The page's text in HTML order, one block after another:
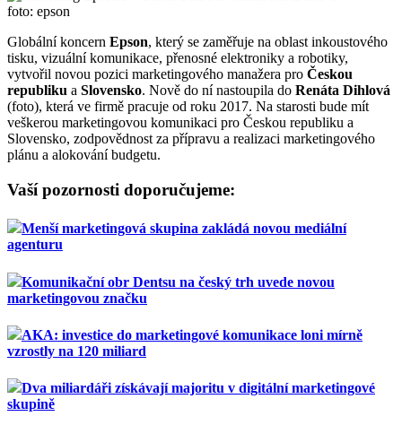
foto: epson
Globální koncern Epson, který se zaměřuje na oblast inkoustového
tisku, vizuální komunikace, přenosné elektroniky a robotiky,
vytvořil novou pozici marketingového manažera pro Českou
republiku a Slovensko. Nově do ní nastoupila do Renáta Dihlová
(foto), která ve firmě pracuje od roku 2017. Na starosti bude mít
veškerou marketingovou komunikaci pro Českou republiku a
Slovensko, zodpovědnost za přípravu a realizaci marketingového
plánu a alokování budgetu.
Vaší pozornosti doporučujeme:
Menší marketingová skupina zakládá novou mediální
agenturu
Komunikační obr Dentsu na český trh uvede novou
marketingovou značku
AKA: investice do marketingové komunikace loni mírně
vzrostly na 120 miliard
Dva miliardáři získávají majoritu v digitální marketingové
skupině